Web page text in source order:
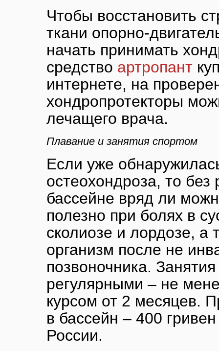
Чтобы восстановить
ткани опорно-
начать принимать
средство артропант
интернете, на
хондропротекторы
лечащего врача.
Плавание и занятия спортом
Если уже
остеохондроза, то без
бассейне вряд ли
полезно при болях в
сколиозе и лордозе, а
организм после не
позвоночника.
регулярными – не
курсом от 2 месяцев.
в бассейн – 400
России.